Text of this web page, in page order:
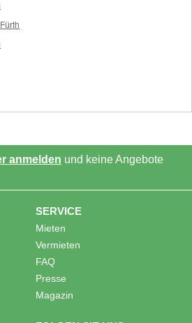
Fürth
anmelden und keine Angebote
SERVICE
Mieten
Vermieten
FAQ
Presse
Magazin